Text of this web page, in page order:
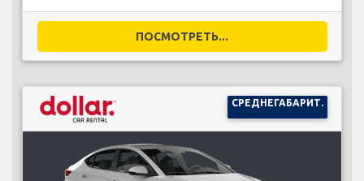
ПОСМОТРЕТЬ...
СРЕДНЕГАБАРИТ.